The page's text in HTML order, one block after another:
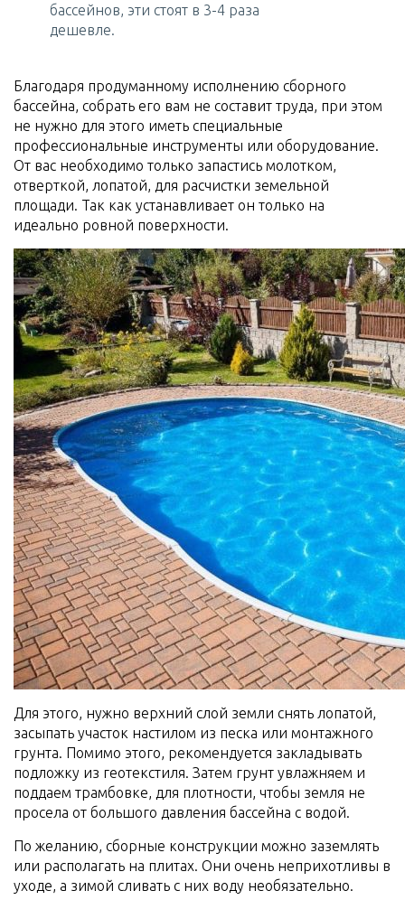
бассейнов, эти стоят в 3-4 раза
дешевле.
Благодаря продуманному исполнению сборного
бассейна, собрать его вам не составит труда, при этом
не нужно для этого иметь специальные
профессиональные инструменты или оборудование.
От вас необходимо только запастись молотком,
отверткой, лопатой, для расчистки земельной
площади. Так как устанавливает он только на
идеально ровной поверхности.
Для этого, нужно верхний слой земли снять лопатой,
засыпать участок настилом из песка или монтажного
грунта. Помимо этого, рекомендуется закладывать
подложку из геотекстиля. Затем грунт увлажняем и
поддаем трамбовке, для плотности, чтобы земля не
просела от большого давления бассейна с водой.
По желанию, сборные конструкции можно заземлять
или располагать на плитах. Они очень неприхотливы в
уходе, а зимой сливать с них воду необязательно.